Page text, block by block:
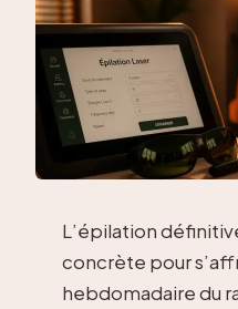
L’épilation
concrète pour
hebdomadaire du